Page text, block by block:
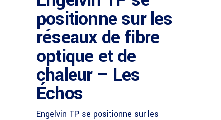
positionne sur les
réseaux de fibre
optique et de
chaleur – Les
Échos
Engelvin TP se positionne sur les